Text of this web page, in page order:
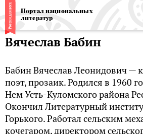
Портал национальных
литератур
Вячеслав Бабин
Бабин Вячеслав Леонидович —
поэт, прозаик. Родился в 1960
Нем Усть-Куломского района
Окончил Литературный
Горького. Работал сельским
кочегаром, директором